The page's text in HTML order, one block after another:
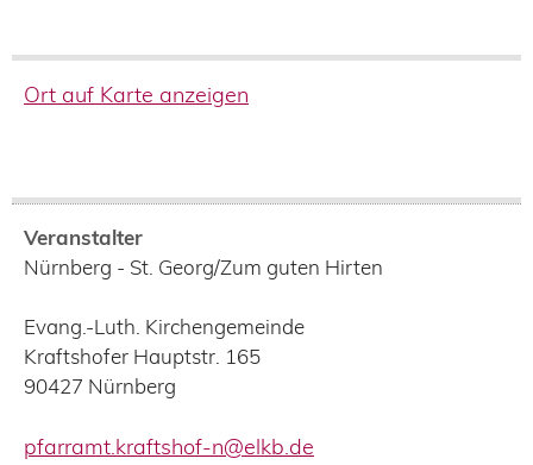
Ort auf Karte anzeigen
Veranstalter
Nürnberg - St. Georg/Zum guten Hirten
Evang.-Luth. Kirchengemeinde
Kraftshofer Hauptstr. 165
90427 Nürnberg
pfarramt.kraftshof-n@elkb.de